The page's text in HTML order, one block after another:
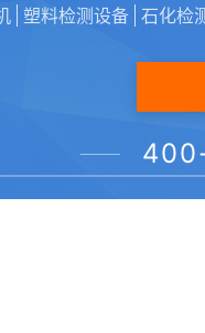
塑料检测设备 石化检